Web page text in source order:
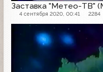
Заставка "Метео-ТВ"
4 сентября 2020, 00:41 2284